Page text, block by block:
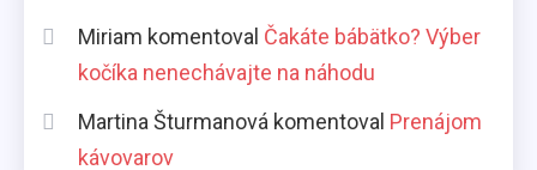
Káva illy
Miriam komentoval Čakáte bábätko? Výber
kočíka nenechávajte na náhodu
Martina Šturmanová komentoval Prenájom
kávovarov